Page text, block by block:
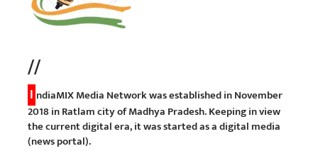
//
I ndiaMIX Media Network was established in November
2018 in Ratlam city of Madhya Pradesh. Keeping in view
the current digital era, it was started as a digital media
(news portal).